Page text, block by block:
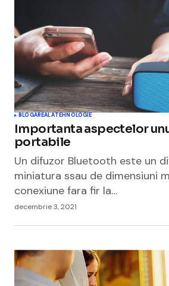
BLOGAREALATEHNOLOGIE
Importanta aspectelor
portabile
Un difuzor Bluetooth este un
miniatura ssau de dimensiuni
conexiune fara fir la…
decembrie 3, 2021